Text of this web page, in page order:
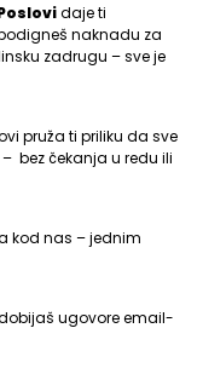
daje ti
naknadu za
zadrugu – sve je
pruža ti priliku da sve
– bez čekanja u redu ili
kod nas – jednim
ugovore email-